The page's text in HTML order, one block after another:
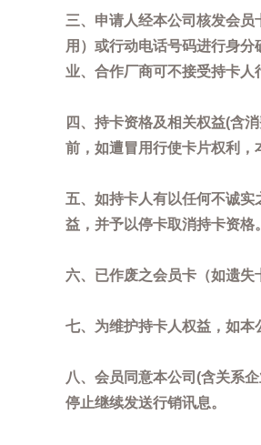
三、申请人经本公司核发会
用）或行动电话号码进行身
业、合作厂商可不接受持卡人
四、持卡资格及相关权益(含
前，如遭冒用行使卡片权利，
五、如持卡人有以任何不诚
益，并予以停卡取消持卡资格。
六、已作废之会员卡（如遗失
七、为维护持卡人权益，如本
八、会员同意本公司(含关系
停止继续发送行销讯息。